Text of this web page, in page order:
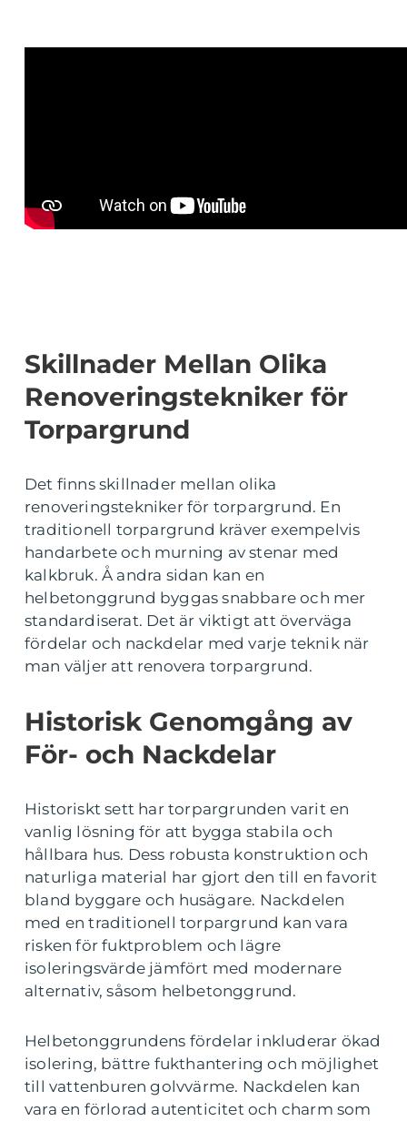
Skillnader Mellan Olika
Renoveringstekniker för
Torpargrund
Det finns skillnader mellan olika
renoveringstekniker för torpargrund. En
traditionell torpargrund kräver exempelvis
handarbete och murning av stenar med
kalkbruk. Å andra sidan kan en
helbetonggrund byggas snabbare och mer
standardiserat. Det är viktigt att överväga
fördelar och nackdelar med varje teknik när
man väljer att renovera torpargrund.
Historisk Genomgång av
För- och Nackdelar
Historiskt sett har torpargrunden varit en
vanlig lösning för att bygga stabila och
hållbara hus. Dess robusta konstruktion och
naturliga material har gjort den till en favorit
bland byggare och husägare. Nackdelen
med en traditionell torpargrund kan vara
risken för fuktproblem och lägre
isoleringsvärde jämfört med modernare
alternativ, såsom helbetonggrund.
Helbetonggrundens fördelar inkluderar ökad
isolering, bättre fukthantering och möjlighet
till vattenburen golvvärme. Nackdelen kan
vara en förlorad autenticitet och charm som